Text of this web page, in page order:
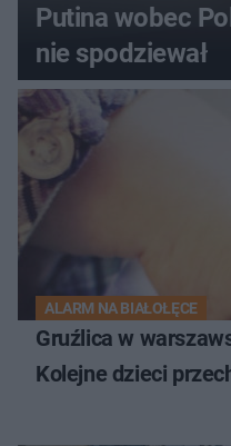
Putina wobec
nie spodziewał
ALARM NA BIAŁOŁĘCE
Gruźlica w
Kolejne dzieci